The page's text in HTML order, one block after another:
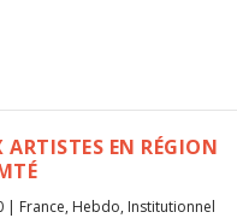
EN RÉGION
| France, Hebdo, Institutionnel